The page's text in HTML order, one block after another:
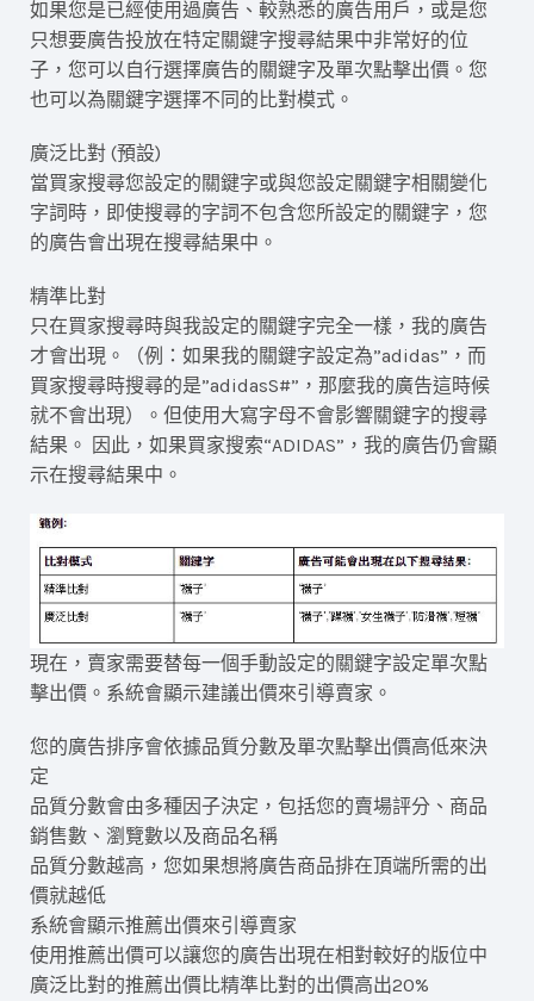
如果您是已經使用過廣告、較熟悉的廣告用戶，或是您
只想要廣告投放在特定關鍵字搜尋結果中非常好的位
子，您可以自行選擇廣告的關鍵字及單次點擊出價。您
也可以為關鍵字選擇不同的比對模式。
廣泛比對 (預設)
當買家搜尋您設定的關鍵字或與您設定關鍵字相關變化
字詞時，即使搜尋的字詞不包含您所設定的關鍵字，您
的廣告會出現在搜尋結果中。
精準比對
只在買家搜尋時與我設定的關鍵字完全一樣，我的廣告
才會出現。（例：如果我的關鍵字設定為”adidas”，而
買家搜尋時搜尋的是”adidasS#”，那麼我的廣告這時候
就不會出現）。但使用大寫字母不會影響關鍵字的搜尋
結果。 因此，如果買家搜索“ADIDAS”，我的廣告仍會顯
示在搜尋結果中。
現在，賣家需要替每一個手動設定的關鍵字設定單次點
擊出價。系統會顯示建議出價來引導賣家。
您的廣告排序會依據品質分數及單次點擊出價高低來決
定
品質分數會由多種因子決定，包括您的賣場評分、商品
銷售數、瀏覽數以及商品名稱
品質分數越高，您如果想將廣告商品排在頂端所需的出
價就越低
系統會顯示推薦出價來引導賣家
使用推薦出價可以讓您的廣告出現在相對較好的版位中
廣泛比對的推薦出價比精準比對的出價高出20%